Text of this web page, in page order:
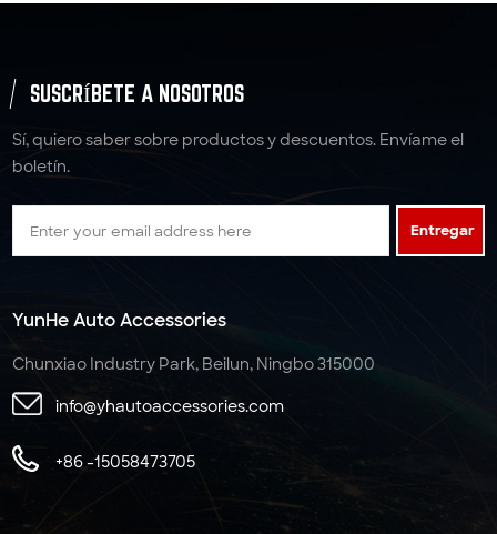
SUSCRÍBETE A NOSOTROS
Sí, quiero saber sobre productos y descuentos. Envíame el
boletín.
Entregar
YunHe Auto Accessories
Chunxiao Industry Park, Beilun, Ningbo 315000
info@yhautoaccessories.com
+86 -15058473705